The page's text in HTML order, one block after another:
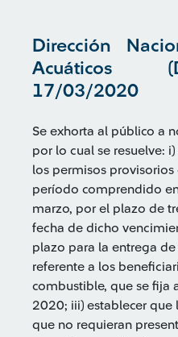
Dirección
Acuáticos
17/03/2020
Se exhorta al público a
por lo cual se resuelve:
los permisos
período comprendido
marzo, por el plazo de
fecha de dicho
plazo para la entrega
referente a los
combustible, que se fija
2020; iii) establecer que
que no requieran